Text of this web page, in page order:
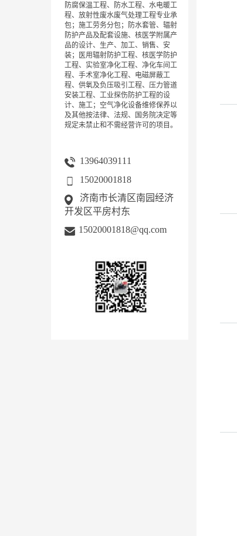
防腐保温工程、防水工程、水电暖工
程、放射性废水废气处理工程专业承
包；施工劳务分包；防水套管、辐射
防护产品及配套设施、核医学附属产
品的设计、生产、加工、销售、安
装；医用辐射防护工程、核医学防护
工程、实验室净化工程、净化车间工
程、手术室净化工程、电磁屏蔽工
程、供氧及负压吸引工程、压力管道
安装工程、工业探伤防护工程的设
计、施工；空气净化设备维修保养以
及其他按法律、法规、国务院决定等
规定未禁止和不需经营许可的项目。
13964039111
15020001818
济南市长清区南园经济
开发区平房村东
15020001818@qq.com